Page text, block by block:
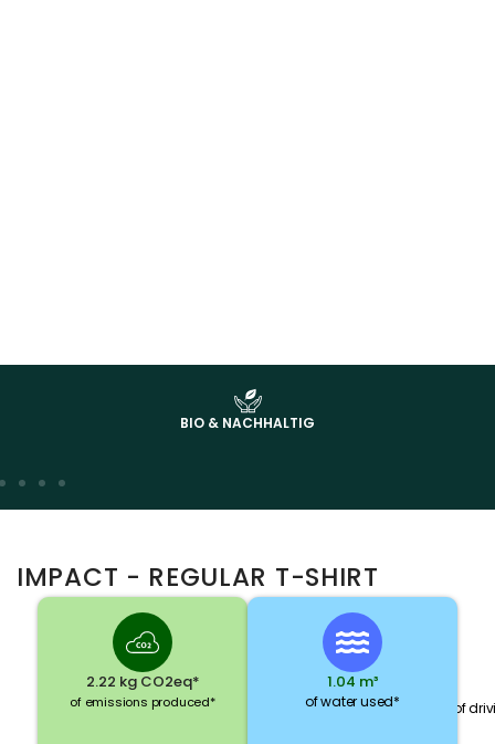
BIO & NACHHALTIG
IMPACT - REGULAR T-SHIRT
2.22 kg CO2eq*
of emissions produced* of
1.04 m³
of water used*